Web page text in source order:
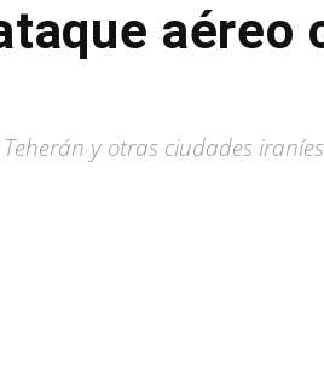
aéreo
y otras ciudades iraníes